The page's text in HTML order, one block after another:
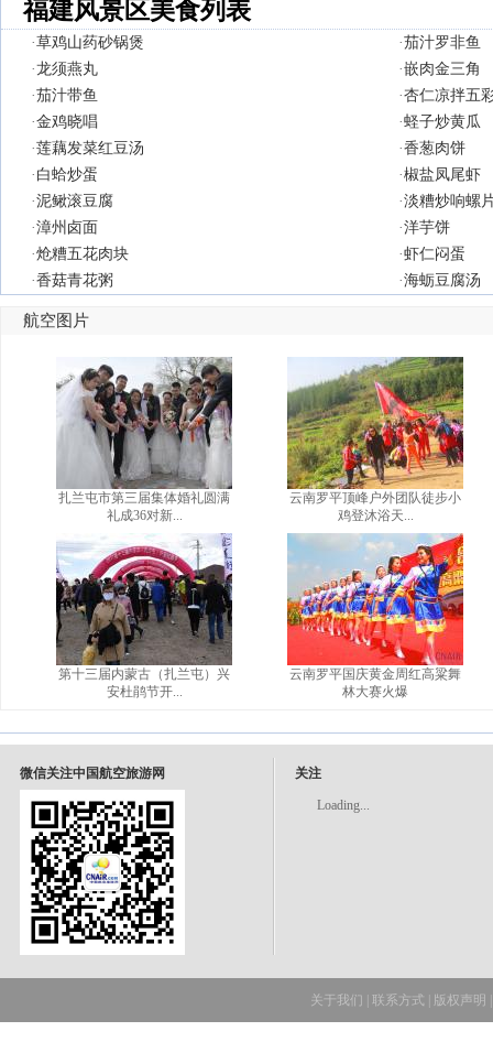
福建风景区美食列表
·草鸡山药砂锅煲 ·茄汁罗非鱼
·龙须燕丸 ·嵌肉金三角
·茄汁带鱼 ·杏仁凉拌五
·金鸡晓唱 ·蛏子炒黄瓜
·莲藕发菜红豆汤 ·香葱肉饼
· 白蛤炒蛋 ·椒盐凤尾虾
·泥鳅滚豆腐 ·淡糟炒响螺
·漳州卤面 ·洋芋饼
·炝糟五花肉块 ·虾仁闷蛋
·香菇青花粥 ·海蛎豆腐汤
航空图片
扎兰屯市第三届集体婚礼圆满
礼成36对新...
第十三届内蒙古（扎兰屯）兴
安杜鹃节开...
云南罗平顶峰户外团队徒步小
鸡登沐浴天...
云南罗平国庆黄金周红高粱舞
林大赛火爆
微信关注中国航空旅游网 关注
Loading...
关于我们 联系方式 版权声明